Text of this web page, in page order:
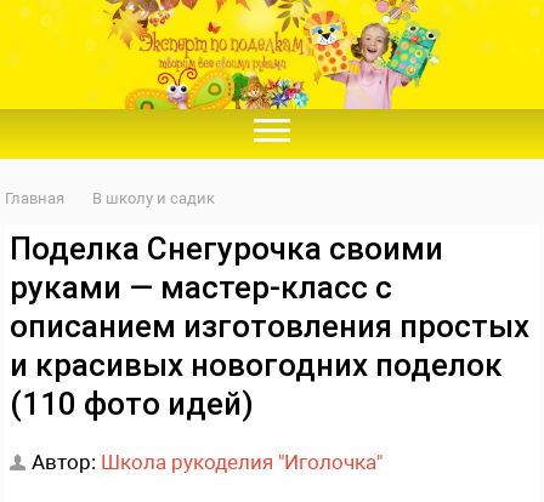
Главная В школу и садик
Поделка Снегурочка своими
руками — мастер-класс с
описанием изготовления простых
и красивых новогодних поделок
(110 фото идей)
Автор: Школа рукоделия "Иголочка"